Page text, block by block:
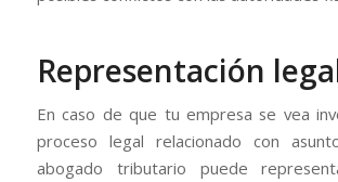
Representación
En caso de que tu empresa se vea
proceso legal relacionado con
abogado tributario puede